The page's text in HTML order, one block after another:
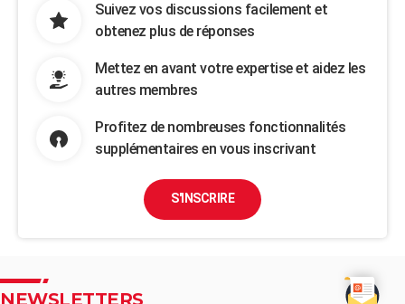
Suivez vos discussions facilement et
obtenez plus de réponses
Mettez en avant votre expertise et aidez les
autres membres
Profitez de nombreuses fonctionnalités
supplémentaires en vous inscrivant
S'INSCRIRE
NEWSLETTERS